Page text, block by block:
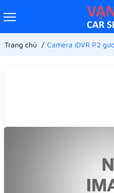
Trang chủ Camera iDVR P2